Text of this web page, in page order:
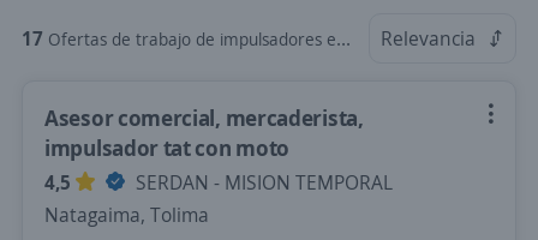
17 Ofertas de trabajo de impulsadores en Tolima Relevancia
Asesor comercial, mercaderista,
impulsador tat con moto
4,5
SERDAN - MISION TEMPORAL
Natagaima, Tolima